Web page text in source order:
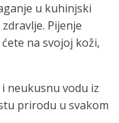
u kuhinjski
Pijenje
na svojoj koži,
neukusnu vodu iz
prirodu u svakom